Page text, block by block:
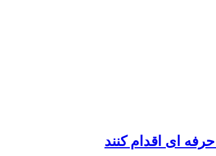
ای اقدام کنند